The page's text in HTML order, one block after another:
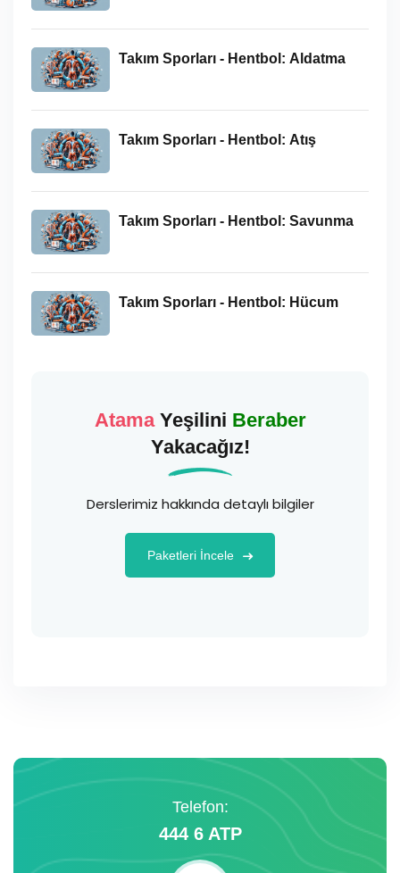
Takım Sporları - Hentbol: Aldatma
Takım Sporları - Hentbol: Atış
Takım Sporları - Hentbol: Savunma
Takım Sporları - Hentbol: Hücum
AtamaYeşilini Beraber
Yakacağız!
Derslerimiz hakkında detaylı bilgiler
Paketleri İncele
Telefon:
444 6 ATP